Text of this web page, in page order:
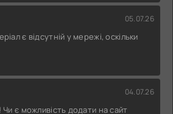
05.07.26
є відсутній у мережі, оскільки
04.07.26
Чи є можливість додати на сайт